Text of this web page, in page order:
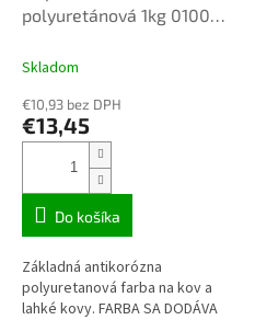
polyuretánová 1kg 0100
Skladom
€10,93 bez DPH
€13,45
Do košíka
Základná antikorózna
polyuretanová farba na kov a
lahké kovy. FARBA SA DODÁVA